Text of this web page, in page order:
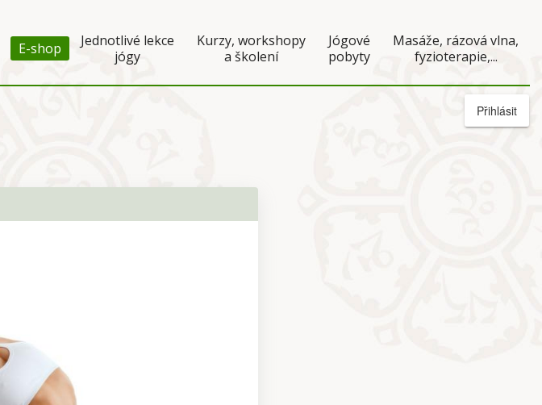
E-shop
Jednotlivé lekce
jógy
Kurzy, workshopy
a školení
Jógové
pobyty
Masáže, rázová vlna,
fyzioterapie,...
Přihlásit